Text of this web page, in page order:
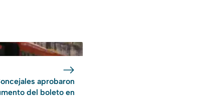
aprobaron
del boleto en